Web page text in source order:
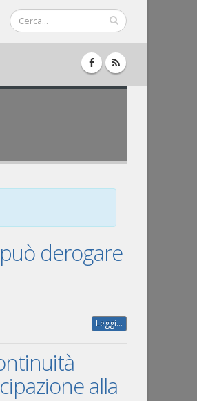
derogare
Leggi...
alla